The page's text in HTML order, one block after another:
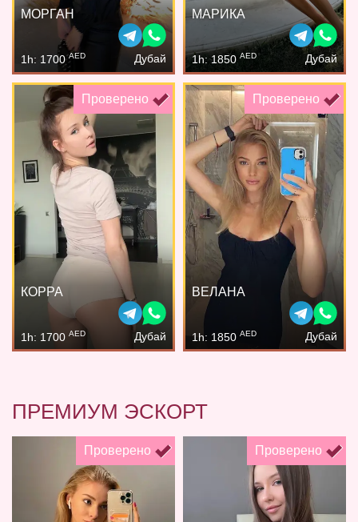
МОРГАН
1h: 1700AED Дубай
МАРИКА
1h: 1850 AED Дубай
Проверено
КОРРА
1h: 1700 AED Дубай
Проверено
ВЕЛАНА
1h: 1850 AED Дубай
ПРЕМИУМ ЭСКОРТ
Проверено Проверено